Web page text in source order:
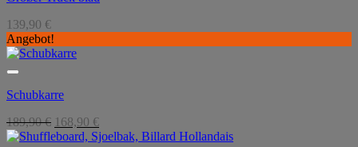
139,90 €
Angebot!
Schubkarre
189,90€ Ursprünglicher
Preis
168,90 €Aktueller
Preis